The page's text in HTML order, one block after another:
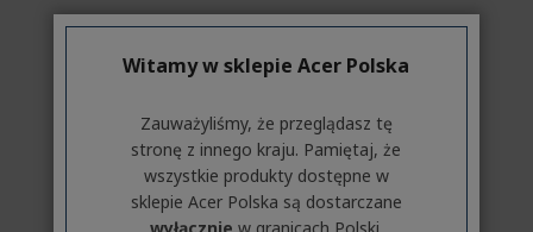
DOSTĘPNY
Przejdź do produktu
Witamy w sklepie Acer Polska
Zauważyliśmy, że przeglądasz tę
stronę z innego kraju. Pamiętaj, że
wszystkie produkty dostępne w
sklepie Acer Polska są dostarczane